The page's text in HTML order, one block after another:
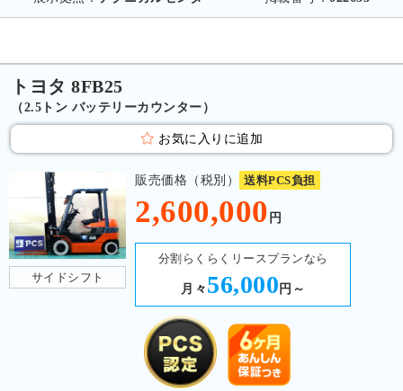
トヨタ 8FB25
（2.5トン バッテリーカウンター）
お気に入りに追加
サイドシフト
販売価格（税別） 送料PCS負担
2,600,000 円
分割らくらくリースプランなら
月々 56,000 円～